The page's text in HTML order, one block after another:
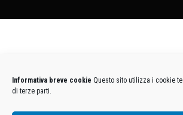
Informativa breve cookie Questo sito utilizza i cookie
di terze parti.